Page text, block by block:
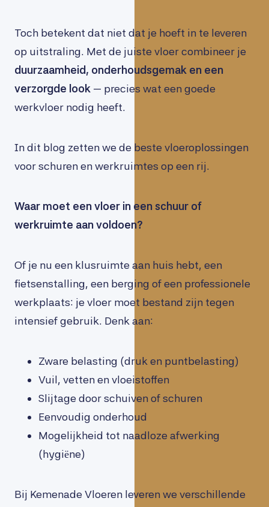
Toch betekent dat niet dat je hoeft in te leveren
op uitstraling. Met de juiste vloer combineer je
duurzaamheid, onderhoudsgemak en een
verzorgde look — precies wat een goede
werkvloer nodig heeft.
In dit blog zetten we de beste vloeroplossingen
voor schuren en werkruimtes op een rij.
Waar moet een vloer in een schuur of
werkruimte aan voldoen?
Of je nu een klusruimte aan huis hebt, een
fietsenstalling, een berging of een professionele
werkplaats: je vloer moet bestand zijn tegen
intensief gebruik. Denk aan:
Zware belasting (druk en puntbelasting)
Vuil, vetten en vloeistoffen
Slijtage door schuiven of schuren
Eenvoudig onderhoud
Mogelijkheid tot naadloze afwerking
(hygiëne)
Bij Kemenade Vloeren leveren we verschillende